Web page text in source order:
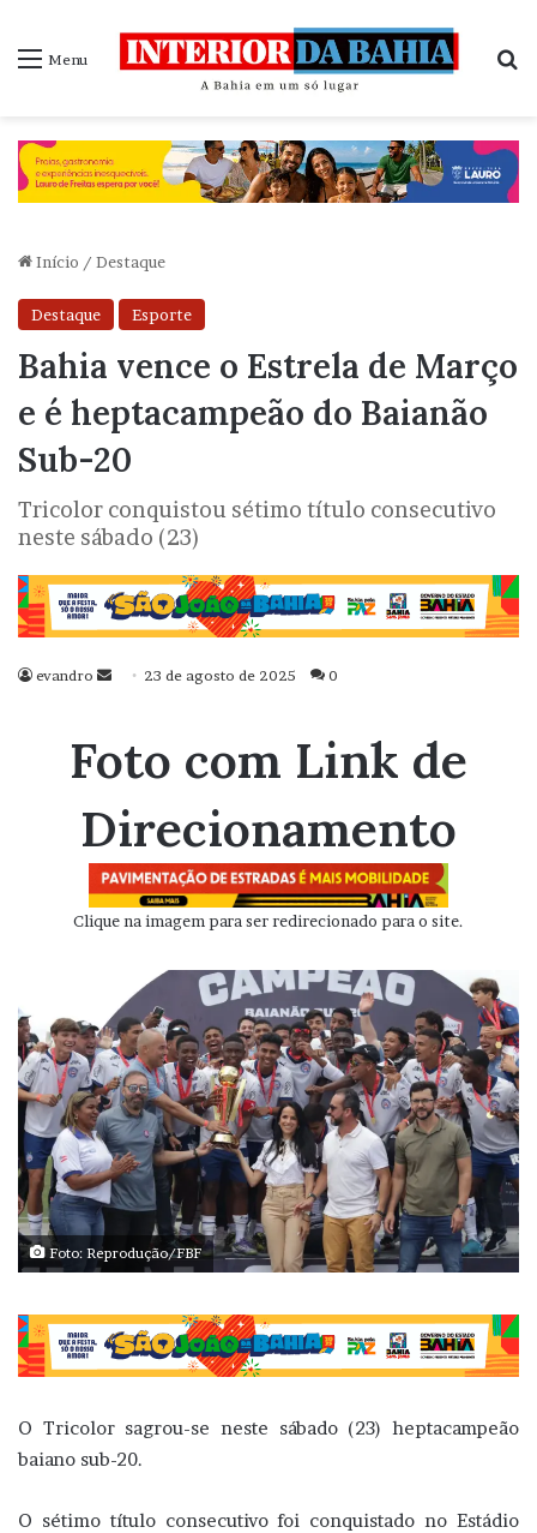
Menu
Início / Destaque
Destaque Esporte
Bahia vence o Estrela de Março
e é heptacampeão do Baianão
Sub-20
Tricolor conquistou sétimo título consecutivo
neste sábado (23)
evandro
Mande
mail
23 de agosto de 2025 0
Foto com Link de
Direcionamento
Clique na imagem para ser redirecionado para o site.
Foto: Reprodução/FBF
O Tricolor sagrou-se neste sábado (23) heptacampeão
baiano sub-20.
O sétimo título consecutivo foi conquistado no Estádio